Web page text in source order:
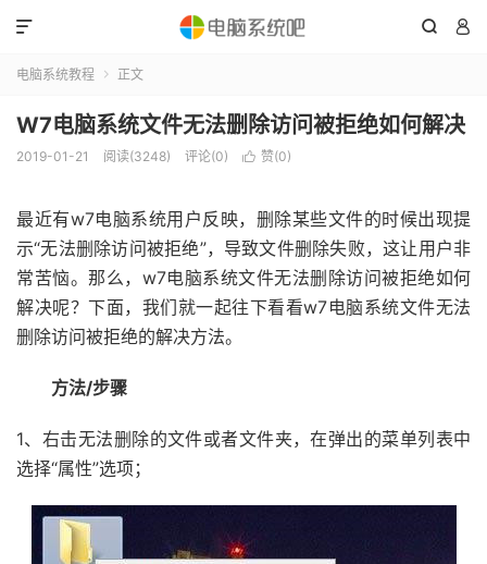
 

电脑系统教程  正文
W7电脑系统文件无法删除访问被拒绝如何解决
2019-01-21 阅读(3248) 评论(0)  赞(0)
最近有w7电脑系统用户反映，删除某些文件的时候出现提
示“无法删除访问被拒绝”，导致文件删除失败，这让用户非
常苦恼。那么，w7电脑系统文件无法删除访问被拒绝如何
解决呢？下面，我们就一起往下看看w7电脑系统文件无法
删除访问被拒绝的解决方法。
方法/步骤
1、右击无法删除的文件或者文件夹，在弹出的菜单列表中
选择“属性”选项；